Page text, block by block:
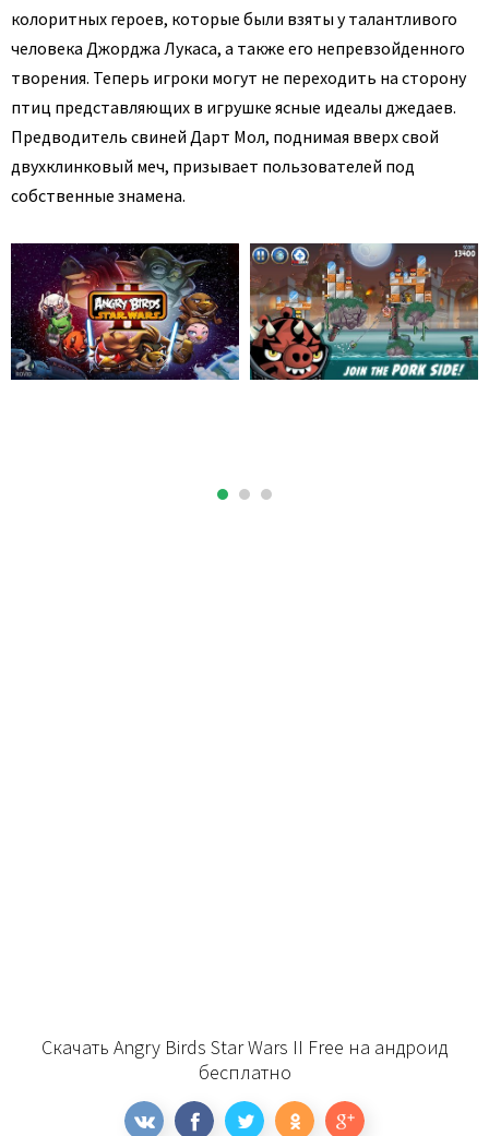
колоритных героев, которые были взяты у талантливого
человека Джорджа Лукаса, а также его непревзойденного
творения. Теперь игроки могут не переходить на сторону
птиц представляющих в игрушке ясные идеалы джедаев.
Предводитель свиней Дарт Мол, поднимая вверх свой
двухклинковый меч, призывает пользователей под
собственные знамена.
Скачать Angry Birds Star Wars II Free на андроид
бесплатно